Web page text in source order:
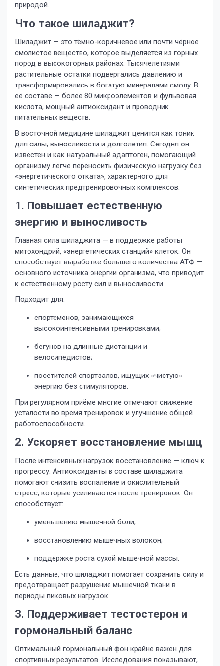
природой.
Что такое шиладжит?
Шиладжит — это тёмно-коричневое или почти чёрное
смолистое вещество, которое выделяется из горных
пород в высокогорных районах. Тысячелетиями
растительные остатки подвергались давлению и
трансформировались в богатую минералами смолу. В
её составе — более 80 микроэлементов и фульвовая
кислота, мощный антиоксидант и проводник
питательных веществ.
В восточной медицине шиладжит ценится как тоник
для силы, выносливости и долголетия. Сегодня он
известен и как натуральный адаптоген, помогающий
организму легче переносить физическую нагрузку без
«энергетического отката», характерного для
синтетических предтренировочных комплексов.
1. Повышает естественную
энергию и выносливость
Главная сила шиладжита — в поддержке работы
митохондрий, «энергетических станций» клеток. Он
способствует выработке большего количества АТФ —
основного источника энергии организма, что приводит
к естественному росту сил и выносливости.
Подходит для:
спортсменов, занимающихся
высокоинтенсивными тренировками;
бегунов на длинные дистанции и
велосипедистов;
посетителей спортзалов, ищущих «чистую»
энергию без стимуляторов.
При регулярном приёме многие отмечают снижение
усталости во время тренировок и улучшение общей
работоспособности.
2. Ускоряет восстановление мышц
После интенсивных нагрузок восстановление — ключ к
прогрессу. Антиоксиданты в составе шиладжита
помогают снизить воспаление и окислительный
стресс, которые усиливаются после тренировок. Он
способствует:
уменьшению мышечной боли;
восстановлению мышечных волокон;
поддержке роста сухой мышечной массы.
Есть данные, что шиладжит помогает сохранить силу и
предотвращает разрушение мышечной ткани в
периоды пиковых нагрузок.
3. Поддерживает тестостерон и
гормональный баланс
Оптимальный гормональный фон крайне важен для
спортивных результатов. Исследования показывают,